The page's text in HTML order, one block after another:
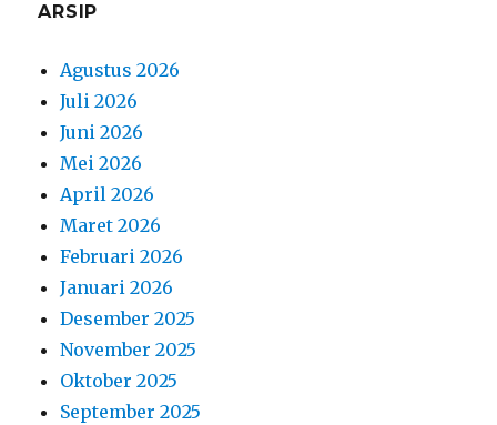
ARSIP
Agustus 2026
Juli 2026
Juni 2026
Mei 2026
April 2026
Maret 2026
Februari 2026
Januari 2026
Desember 2025
November 2025
Oktober 2025
September 2025